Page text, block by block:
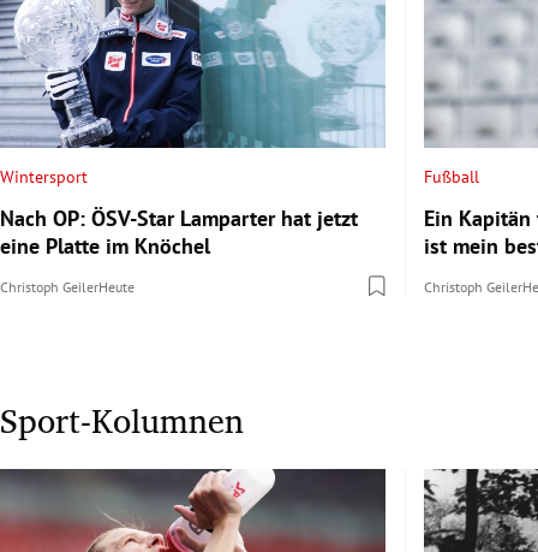
Wintersport
Nach OP: ÖSV-Star Lamparter hat jetzt
eine Platte im Knöchel
Christoph GeilerHeute
Fußball
Ein
ist mein
Christoph Geiler
Sport-Kolumnen